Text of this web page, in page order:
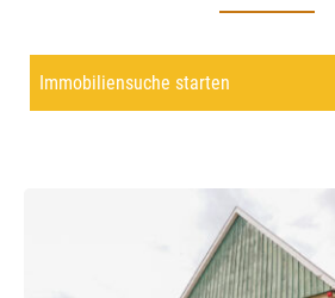
Immobiliensuche starten